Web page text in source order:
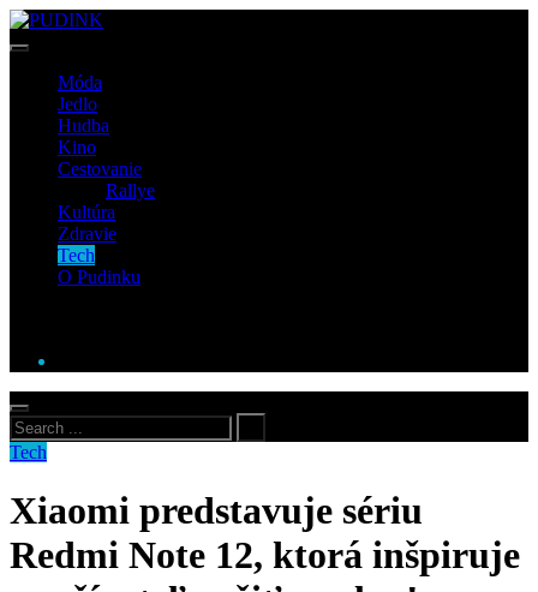
Móda
Jedlo
Hudba
Kino
Cestovanie
Rallye
Kultúra
Zdravie
Tech
O Pudinku
Tech
Xiaomi predstavuje sériu
Redmi Note 12, ktorá inšpiruje